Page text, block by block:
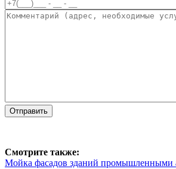
Смотрите также:
Мойка фасадов зданий промышленными